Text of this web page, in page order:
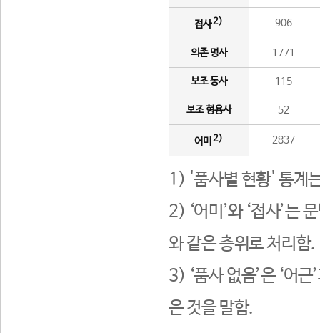
접사2) 906
의존 명사 1771
보조 동사 115
보조 형용사 52
어미 2) 2837
1) '품사별 현황' 통계
2) ‘어미’와 ‘접사’는
와 같은 층위로 처리함.
3) ‘품사 없음’은 ‘어
은 것을 말함.